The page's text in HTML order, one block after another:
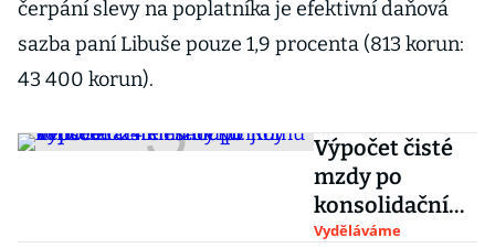
čerpání slevy na poplatníka je efektivní daňová
sazba paní Libuše pouze 1,9 procenta (813 korun:
43 400 korun).
Výpočet čisté
mzdy po
konsolidačním
balíčku: Komu
Vyděláváme